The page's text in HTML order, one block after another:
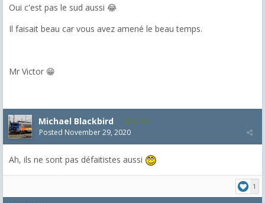
Oui c'est pas le sud aussi 😂
Il faisait beau car vous avez amené le beau temps.
Mr Victor 😁
Michael Blackbird 5,718
Posted November 29, 2020
Ah, ils ne sont pas défaitistes aussi
1